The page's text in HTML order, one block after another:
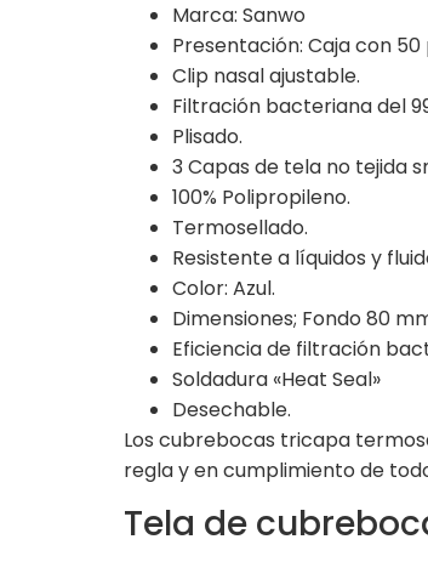
Marca: Sanwo
Presentación: Caja con 50
Clip nasal ajustable.
Filtración bacteriana del
Plisado.
3 Capas de tela no tejida
100% Polipropileno.
Termosellado.
Resistente a líquidos y
Color: Azul.
Dimensiones; Fondo 80
Eficiencia de filtración
Soldadura «Heat Seal»
Desechable.
Los cubrebocas tricapa
regla y en cumplimiento de
Tela de